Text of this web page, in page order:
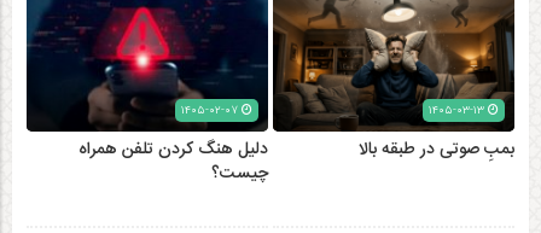
۱۴۰۵-۰۳-۱۳
بمبِ صوتی در طبقه بالا
دلیل هنگ کردن تلفن همراه
چیست؟